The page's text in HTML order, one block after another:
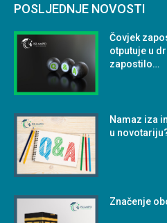
POSLJEDNJE NOVOSTI
Čovjek
otputuje u
zapostilo…
Namaz iza
u
Značenje